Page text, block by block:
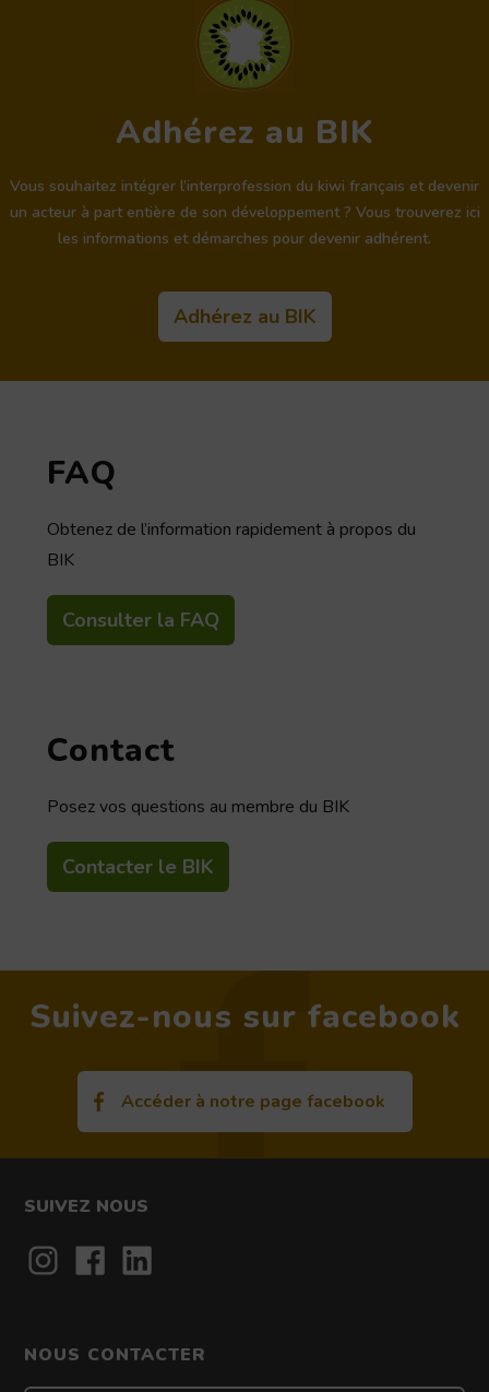
Adhérez au BIK
Vous souhaitez intégrer l’interprofession du kiwi français et devenir
un acteur à part entière de son développement ? Vous trouverez ici
les informations et démarches pour devenir adhérent.
Adhérez au BIK
FAQ
Obtenez de l’information rapidement à propos du
BIK
Consulter la FAQ
Contact
Posez vos questions au membre du BIK
Contacter le BIK
Suivez-nous sur facebook
Accéder à notre page facebook
SUIVEZ NOUS
Contact
NOUS CONTACTER